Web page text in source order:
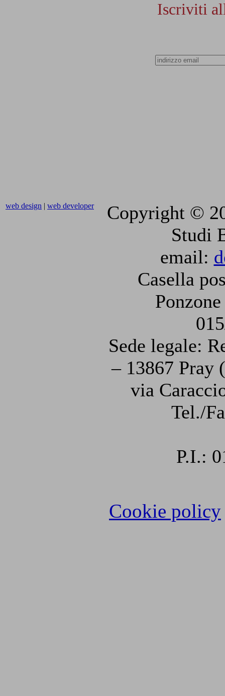
Iscriviti
web design | web developer
Copyright ©
Studi
email:
Casella
Sede legale:
– 13867 Pray
via
Tel./
P.I.:
Cookie policy